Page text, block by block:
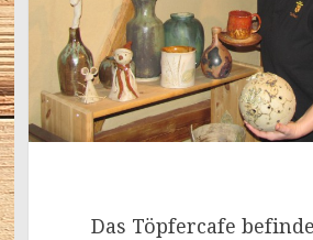
Das Töpfercafe